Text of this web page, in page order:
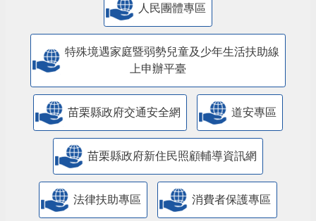
人民團體專區
特殊境遇家庭暨弱勢兒童及少年生活扶助線
上申辦平臺
苗栗縣政府交通安全網 道安專區
苗栗縣政府新住民照顧輔導資訊網
法律扶助專區 消費者保護專區